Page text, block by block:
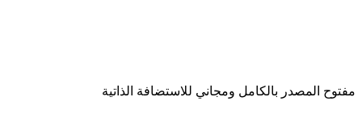
مفتوح المصدر بالكامل ومجاني للاستضافة الذاتية